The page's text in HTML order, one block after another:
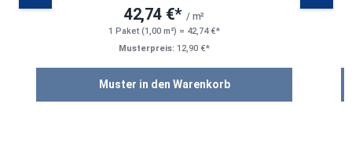
42,74 €* / m²
1 Paket (1,00 m²) = 42,74 €*
Musterpreis: 12,90 €*
Muster in den Warenkorb